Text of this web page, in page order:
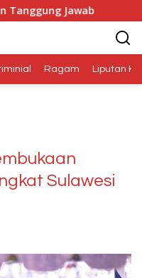
Dana Media
Ragam Liputan
Sulawesi